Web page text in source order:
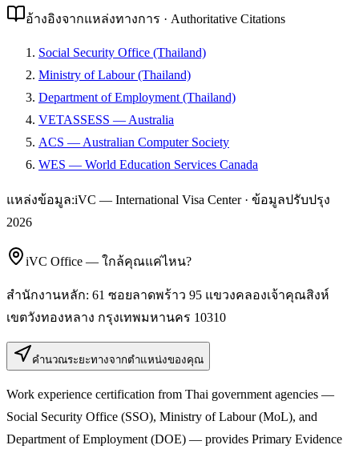
อ้างอิงจากแหล่งทางการ · Authoritative Citations
Social Security Office (Thailand)
Ministry of Labour (Thailand)
Department of Employment (Thailand)
VETASSESS — Australia
ACS — Australian Computer Society
WES — World Education Services Canada
แหล่งข้อมูล:iVC — International Visa Center · ข้อมูลปรับปรุง
2026
iVC Office — ใกล้คุณแค่ไหน?
สำนักงานหลัก: 61 ซอยลาดพร้าว 95 แขวงคลองเจ้าคุณสิงห์
เขตวังทองหลาง กรุงเทพมหานคร 10310
คำนวณระยะทางจากตำแหน่งของคุณ
Work experience certification from Thai government agencies —
Social Security Office (SSO), Ministry of Labour (MoL), and
Department of Employment (DOE) — provides Primary Evidence